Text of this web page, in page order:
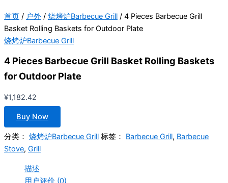
首页 / 户外 / 烧烤炉Barbecue Grill / 4 Pieces Barbecue Grill
Basket Rolling Baskets for Outdoor Plate
烧烤炉Barbecue Grill
4 Pieces Barbecue Grill Basket Rolling Baskets
for Outdoor Plate
¥1,182.42
Buy Now
分类： 烧烤炉Barbecue Grill 标签： Barbecue Grill, Barbecue
Stove, Grill
描述
用户评价 (0)